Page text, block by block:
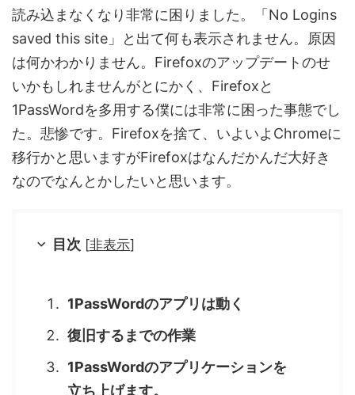
読み込まなくなり非常に困りました。「No Logins
saved this site」と出て何も表示されません。原因
は何かわかりません。Firefoxのアップデートのせ
いかもしれませんがとにかく、Firefoxと
1PassWordを多用する僕には非常に困った事態でし
た。悲惨です。Firefoxを捨て、いよいよChromeに
移行かと思いますがFirefoxはなんだかんだ大好き
なのでなんとかしたいと思います。
目次 [非表示]
1PassWordのアプリは動く
復旧するまでの作業
1PassWordのアプリケーションを
立ち上げます。